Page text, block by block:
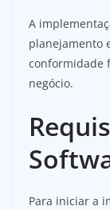
A
planejamento
conformidade
negócio.
Para iniciar a